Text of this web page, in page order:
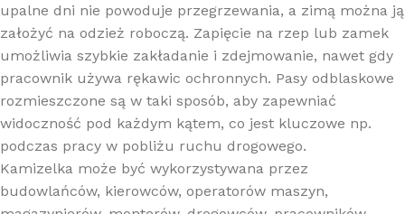
upalne dni nie powoduje przegrzewania, a zimą można ją
założyć na odzież roboczą. Zapięcie na rzep lub zamek
umożliwia szybkie zakładanie i zdejmowanie, nawet gdy
pracownik używa rękawic ochronnych. Pasy odblaskowe
rozmieszczone są w taki sposób, aby zapewniać
widoczność pod każdym kątem, co jest kluczowe np.
podczas pracy w pobliżu ruchu drogowego.
Kamizelka może być wykorzystywana przez
budowlańców, kierowców, operatorów maszyn,